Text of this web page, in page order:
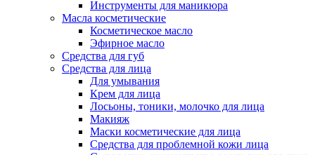
Инструменты для маникюра
Масла косметические
Косметическое масло
Эфирное масло
Средства для губ
Средства для лица
Для умывания
Крем для лица
Лосьоны, тоники, молочко для лица
Макияж
Маски косметические для лица
Средства для проблемной кожи лица